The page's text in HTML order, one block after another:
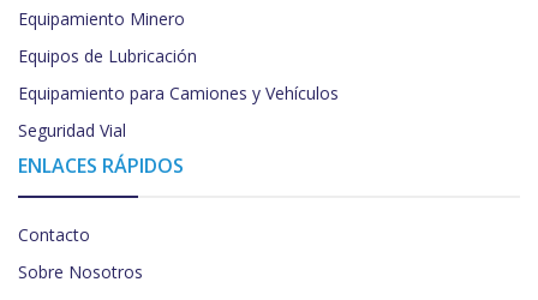
Equipamiento Minero
Equipos de Lubricación
Equipamiento para Camiones y Vehículos
Seguridad Vial
ENLACES RÁPIDOS
Contacto
Sobre Nosotros